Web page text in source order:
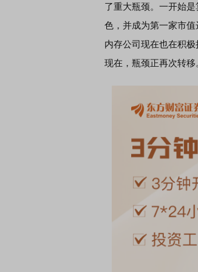
了重大瓶颈。一开始
色，并成为第一家市
内存公司现在也在积
现在，瓶颈正再次转